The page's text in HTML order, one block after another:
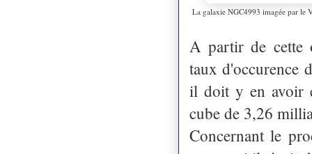
La galaxie NGC4993 imagée par le
A partir de cette
taux d'occurence
il doit y en avoir
cube de 3,26
Concernant le